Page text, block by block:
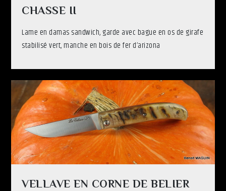
CHASSE II
Lame en damas sandwich, garde avec bague en os de girafe
stabilisé vert, manche en bois de fer d’arizona
VELLAVE EN CORNE DE BELIER